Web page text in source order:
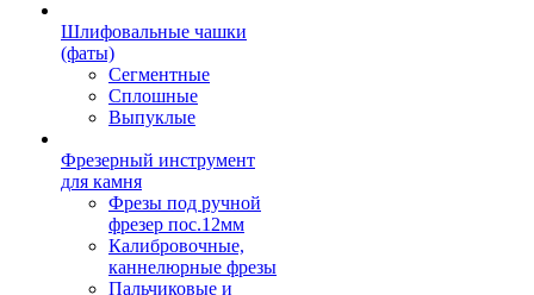
Шлифовальные чашки
(фаты)
Сегментные
Сплошные
Выпуклые
Фрезерный инструмент
для камня
Фрезы под ручной
фрезер пос.12мм
Калибровочные,
каннелюрные фрезы
Пальчиковые и